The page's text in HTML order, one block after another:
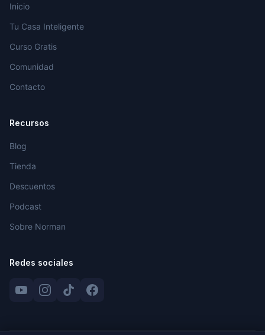
Inicio
Tu Casa Inteligente
Curso Gratis
Comunidad
Contacto
Recursos
Blog
Tienda
Descuentos
Podcast
Sobre Norman
Redes sociales